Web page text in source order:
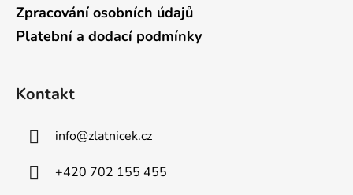
Zpracování osobních údajů
Platební a dodací podmínky
Kontakt
info@zlatnicek.cz
+420 702 155 455